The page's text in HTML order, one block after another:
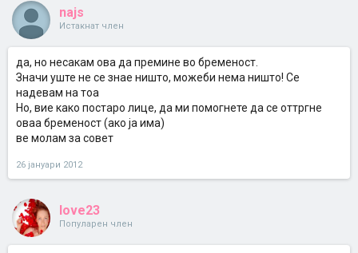
najs
Истакнат член
да, но несакам ова да премине во бременост.
Значи уште не се знае ништо, можеби нема ништо! Се
надевам на тоа
Но, вие како постаро лице, да ми помогнете да се оттргне
оваа бременост (ако ја има)
ве молам за совет
26 јануари 2012
love23
Популарен член